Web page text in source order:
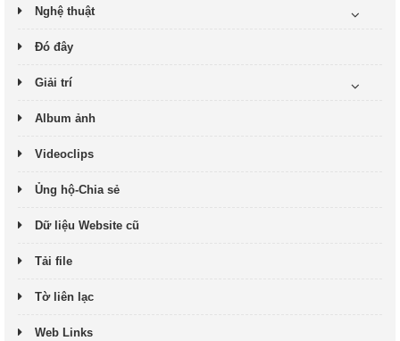
Nghệ thuật
Đó đây
Giải trí
Album ảnh
Videoclips
Ủng hộ-Chia sẻ
Dữ liệu Website cũ
Tải file
Tờ liên lạc
Web Links